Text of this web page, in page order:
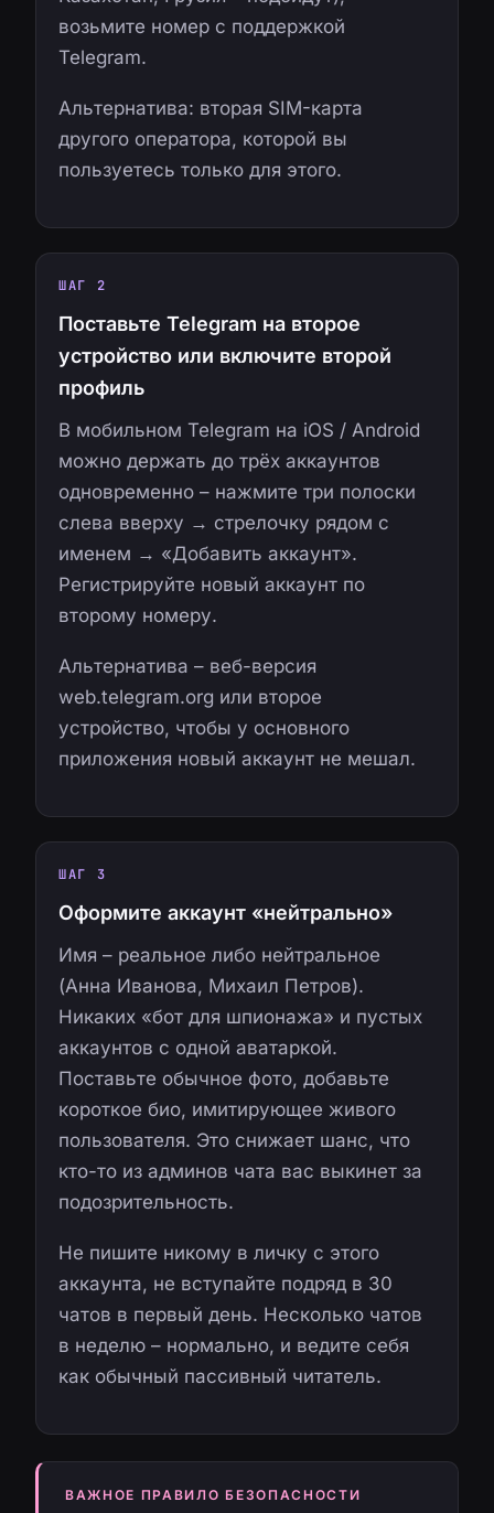
возьмите номер с поддержкой
Telegram.
Альтернатива: вторая SIM-карта
другого оператора, которой вы
пользуетесь только для этого.
ШАГ 2
Поставьте Telegram на второе
устройство или включите второй
профиль
В мобильном Telegram на iOS / Android
можно держать до трёх аккаунтов
одновременно – нажмите три полоски
слева вверху → стрелочку рядом с
именем → «Добавить аккаунт».
Регистрируйте новый аккаунт по
второму номеру.
Альтернатива – веб-версия
web.telegram.org или второе
устройство, чтобы у основного
приложения новый аккаунт не мешал.
ШАГ 3
Оформите аккаунт «нейтрально»
Имя – реальное либо нейтральное
(Анна Иванова, Михаил Петров).
Никаких «бот для шпионажа» и пустых
аккаунтов с одной аватаркой.
Поставьте обычное фото, добавьте
короткое био, имитирующее живого
пользователя. Это снижает шанс, что
кто-то из админов чата вас выкинет за
подозрительность.
Не пишите никому в личку с этого
аккаунта, не вступайте подряд в 30
чатов в первый день. Несколько чатов
в неделю – нормально, и ведите себя
как обычный пассивный читатель.
ВАЖНОЕ ПРАВИЛО БЕЗОПАСНОСТИ